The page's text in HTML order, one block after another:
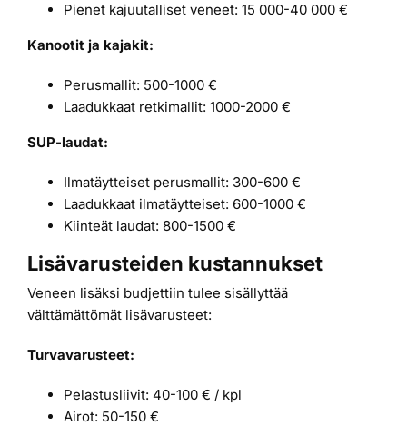
Pienet kajuutalliset veneet: 15 000-40 000 €
Kanootit ja kajakit:
Perusmallit: 500-1000 €
Laadukkaat retkimallit: 1000-2000 €
SUP-laudat:
Ilmatäytteiset perusmallit: 300-600 €
Laadukkaat ilmatäytteiset: 600-1000 €
Kiinteät laudat: 800-1500 €
Lisävarusteiden kustannukset
Veneen lisäksi budjettiin tulee sisällyttää
välttämättömät lisävarusteet:
Turvavarusteet:
Pelastusliivit: 40-100 € / kpl
Airot: 50-150 €